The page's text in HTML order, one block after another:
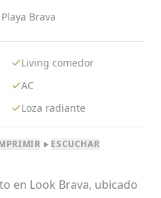
Playa Brava
Living comedor
AC
Loza radiante
ESCUCHAR
en Look Brava, ubicado